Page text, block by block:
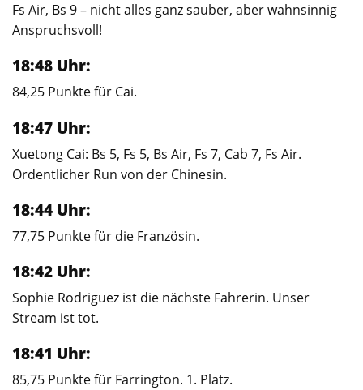
Fs Air, Bs 9 – nicht alles ganz sauber, aber wahnsinnig
Anspruchsvoll!
18:48 Uhr:
84,25 Punkte für Cai.
18:47 Uhr:
Xuetong Cai: Bs 5, Fs 5, Bs Air, Fs 7, Cab 7, Fs Air.
Ordentlicher Run von der Chinesin.
18:44 Uhr:
77,75 Punkte für die Französin.
18:42 Uhr:
Sophie Rodriguez ist die nächste Fahrerin. Unser
Stream ist tot.
18:41 Uhr:
85,75 Punkte für Farrington. 1. Platz.